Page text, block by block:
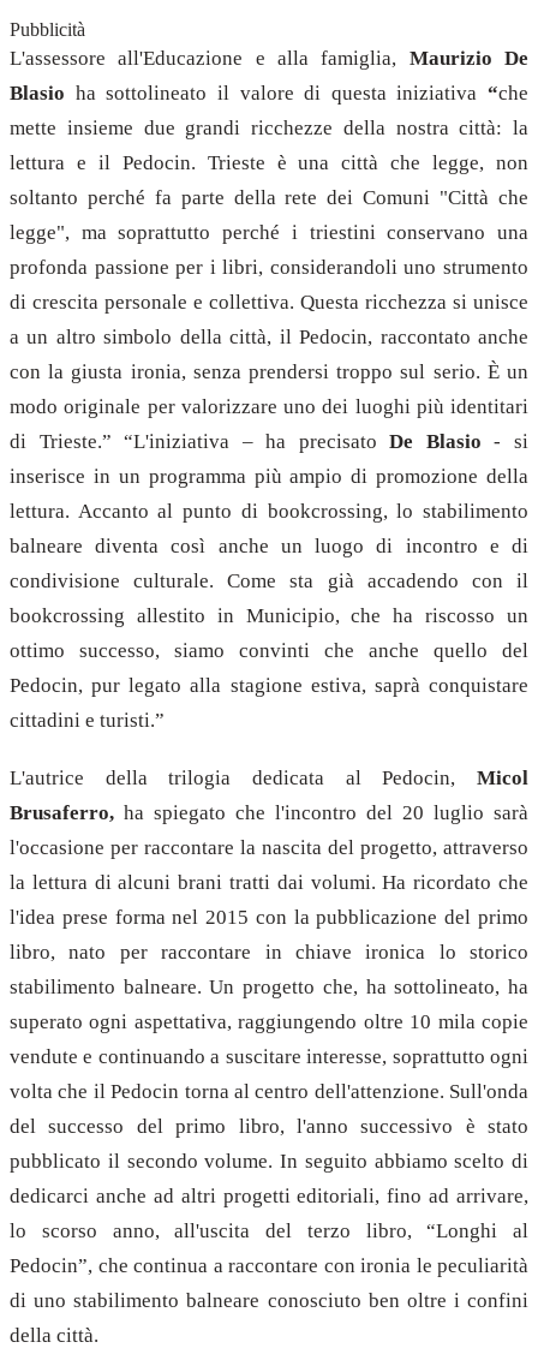
Pubblicità
L'assessore all'Educazione e alla famiglia, Maurizio De
Blasio ha sottolineato il valore di questa iniziativa “che
mette insieme due grandi ricchezze della nostra città: la
lettura e il Pedocin. Trieste è una città che legge, non
soltanto perché fa parte della rete dei Comuni "Città che
legge", ma soprattutto perché i triestini conservano una
profonda passione per i libri, considerandoli uno strumento
di crescita personale e collettiva. Questa ricchezza si unisce
a un altro simbolo della città, il Pedocin, raccontato anche
con la giusta ironia, senza prendersi troppo sul serio. È un
modo originale per valorizzare uno dei luoghi più identitari
di Trieste.” “L'iniziativa – ha precisato De Blasio- si
inserisce in un programma più ampio di promozione della
lettura. Accanto al punto di bookcrossing, lo stabilimento
balneare diventa così anche un luogo di incontro e di
condivisione culturale. Come sta già accadendo con il
bookcrossing allestito in Municipio, che ha riscosso un
ottimo successo, siamo convinti che anche quello del
Pedocin, pur legato alla stagione estiva, saprà conquistare
cittadini e turisti.”
L'autrice della trilogia dedicata al Pedocin, Micol
Brusaferro, ha spiegato che l'incontro del 20 luglio sarà
l'occasione per raccontare la nascita del progetto, attraverso
la lettura di alcuni brani tratti dai volumi. Ha ricordato che
l'idea prese forma nel 2015 con la pubblicazione del primo
libro, nato per raccontare in chiave ironica lo storico
stabilimento balneare. Un progetto che, ha sottolineato, ha
superato ogni aspettativa, raggiungendo oltre 10 mila copie
vendute e continuando a suscitare interesse, soprattutto ogni
volta che il Pedocin torna al centro dell'attenzione. Sull'onda
del successo del primo libro, l'anno successivo è stato
pubblicato il secondo volume. In seguito abbiamo scelto di
dedicarci anche ad altri progetti editoriali, fino ad arrivare,
lo scorso anno, all'uscita del terzo libro, “Longhi al
Pedocin”, che continua a raccontare con ironia le peculiarità
di uno stabilimento balneare conosciuto ben oltre i confini
della città.